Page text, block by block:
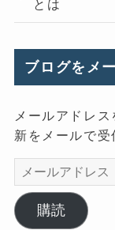
とは
ブログをメ
メールアドレ
新をメールで受
メ
ー
ル
ア
購読